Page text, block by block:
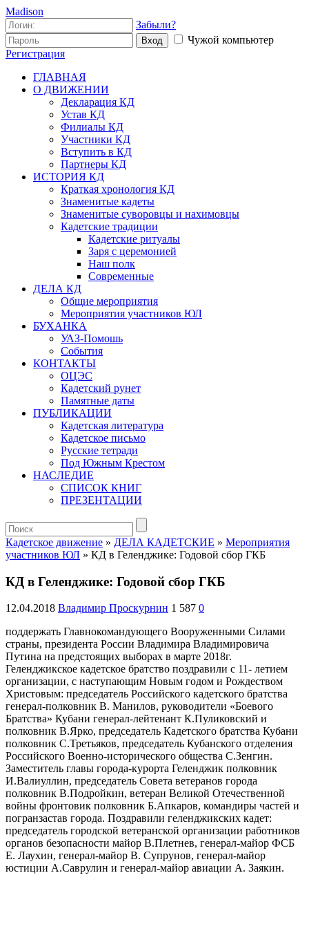
Madison
Забыли?
Вход
Чужой компьютер
Регистрация
ГЛАВНАЯ
О ДВИЖЕНИИ
Декларация КД
Устав КД
Филиалы КД
Участники КД
Вступить в КД
Партнеры КД
ИСТОРИЯ КД
Краткая хронология КД
Знаменитые кадеты
Знаменитые суворовцы и нахимовцы
Кадетские традиции
Кадетские ритуалы
Заря с церемонией
Наш полк
Современные
ДЕЛА КД
Общие мероприятия
Мероприятия участников ЮЛ
БУХАНКА
УАЗ-Помошь
События
КОНТАКТЫ
ОЦЭС
Кадетский рунет
Памятные даты
ПУБЛИКАЦИИ
Кадетская литература
Кадетское письмо
Русские тетради
Под Южным Крестом
НАСЛЕДИЕ
СПИСОК КНИГ
ПРЕЗЕНТАЦИИ
Кадетское движение » ДЕЛА КАДЕТСКИЕ » Мероприятия
участников ЮЛ » КД в Геленджике: Годовой сбор ГКБ
КД в Геленджике: Годовой сбор ГКБ
12.04.2018 Владимир Проскурнин 1 587 0
поддержать Главнокомандующего Вооруженными Силами
страны, президента России Владимира Владимировича
Путина на предстоящих выборах в марте 2018г.
Геленджикское кадетское братство поздравили с 11- летием
организации, с наступающим Новым годом и Рождеством
Христовым: председатель Российского кадетского братства
генерал-полковник В. Манилов, руководители «Боевого
Братства» Кубани генерал-лейтенант К.Пуликовский и
полковник В.Ярко, председатель Кадетского братства Кубани
полковник С.Третьяков, председатель Кубанского отделения
Российского Военно-исторического общества С.Зенгин.
Заместитель главы города-курорта Геленджик полковник
И.Валиуллин, председатель Совета ветеранов города
полковник В.Подройкин, ветеран Великой Отечественной
войны фронтовик полковник Б.Апкаров, командиры частей и
погранзастав города. Поздравили геленджикских кадет:
председатель городской ветеранской организации работников
органов безопасности майор В.Плетнев, генерал-майор ФСБ
Е. Лаухин, генерал-майор В. Супрунов, генерал-майор
юстиции А.Саврулин и генерал-майор авиации А. Заякин.